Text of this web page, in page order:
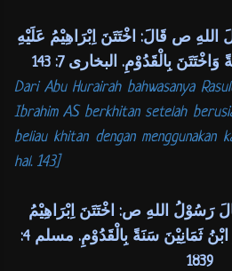
ص قَالَ: اخْتَتَنَ اِبْرَاهِيْمُ عَلَيْهِ
بِالْقَدُوْمِ. البخارى 7: 143
Dari Abu Hurairah bahwasanya
Ibrahim AS berkhitan setelah
beliau khitan dengan menggunakan
hal. 143]
رَسُوْلُ اللهِ ص: اخْتَتَنَ اِبْرَاهِيْمُ
النَّبِيُّ عَلَيْهِ السَّلاَمُ وَ هُوَ ابْنُ ثَمَانِيْنَ سَنَةً بِالْقَدُوْمِ. مسلم 4:
1839